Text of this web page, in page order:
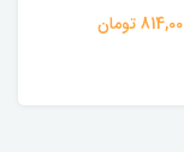
تومان